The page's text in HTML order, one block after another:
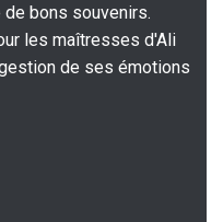
bons souvenirs.
les maîtresses d'Ali
de ses émotions